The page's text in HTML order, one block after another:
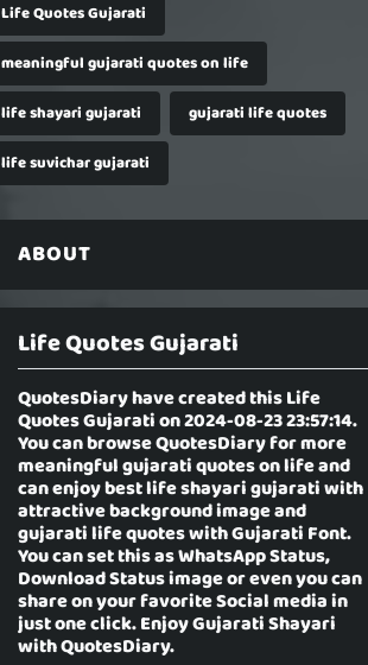
Life Quotes Gujarati
meaningful gujarati quotes on life
life shayari gujarati
gujarati life quotes
life suvichar gujarati
ABOUT
Life Quotes Gujarati
QuotesDiary have created thisLife
Quotes Gujaration 2024-08-23 23:57:14.
You can browse QuotesDiary for more
meaningful gujarati quotes on life and
can enjoy best life shayari gujarati with
attractive background image and
gujarati life quotes with Gujarati Font.
You can set this as WhatsApp Status,
Download Status image or even you can
share on your favorite Social media in
just one click. Enjoy Gujarati Shayari
with QuotesDiary.